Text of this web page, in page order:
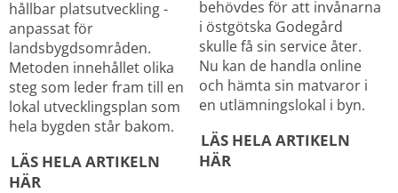
hållbar platsutveckling -
anpassat för
landsbygdsområden.
Metoden innehållet olika
steg som leder fram till en
lokal utvecklingsplan som
hela bygden står bakom.
LÄS HELA ARTIKELN
HÄR
behövdes för att invånarna
i östgötska Godegård
skulle få sin service åter.
Nu kan de handla online
och hämta sin matvaror i
en utlämningslokal i byn.
LÄS HELA ARTIKELN
HÄR